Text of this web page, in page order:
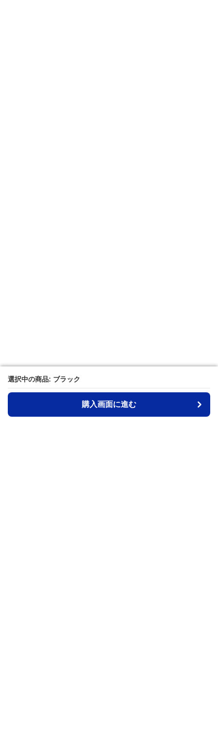
選択中の商品: ブラック
購入画面に進む
選択中の商品: ブラック
購入画面に進む